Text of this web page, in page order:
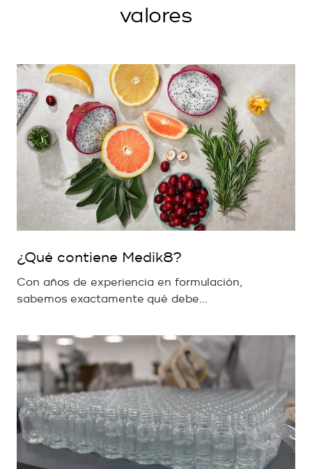
valores
¿Qué contiene Medik8?
Con años de experiencia en formulación,
sabemos exactamente qué debe...